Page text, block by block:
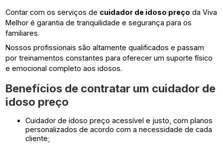
Contar com os serviços de cuidador de idoso preço da Viva
Melhor é garantia de tranquilidade e segurança para os
familiares.
Nossos profissionais são altamente qualificados e passam
por treinamentos constantes para oferecer um suporte físico
e emocional completo aos idosos.
Benefícios de contratar um cuidador de
idoso preço
Cuidador de idoso preço acessível e justo, com planos
personalizados de acordo com a necessidade de cada
cliente;